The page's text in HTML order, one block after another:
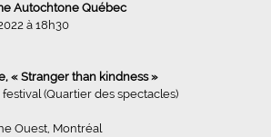
Autochtone Québec
à 18h30
« Stranger than kindness »
(Quartier des spectacles)
Ouest, Montréal